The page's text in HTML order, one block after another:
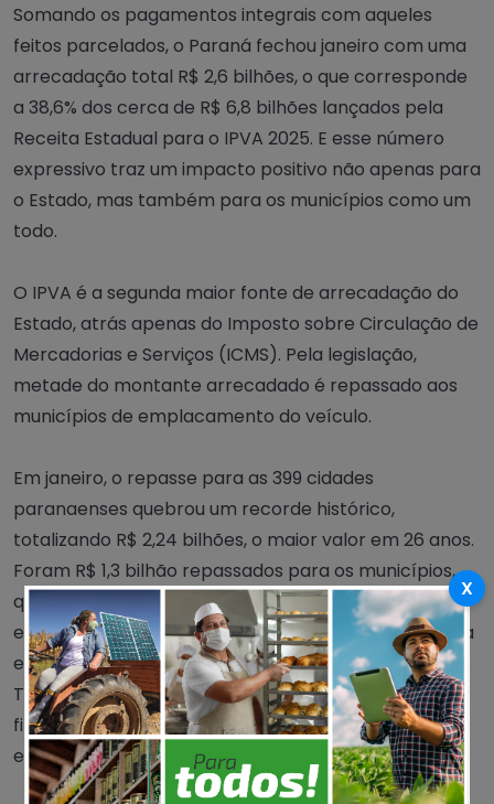
Somando os pagamentos integrais com aqueles
feitos parcelados, o Paraná fechou janeiro com uma
arrecadação total R$ 2,6 bilhões, o que corresponde
a 38,6% dos cerca de R$ 6,8 bilhões lançados pela
Receita Estadual para o IPVA 2025. E esse número
expressivo traz um impacto positivo não apenas para
o Estado, mas também para os municípios como um
todo.
O IPVA é a segunda maior fonte de arrecadação do
Estado, atrás apenas do Imposto sobre Circulação de
Mercadorias e Serviços (ICMS). Pela legislação,
metade do montante arrecadado é repassado aos
municípios de emplacamento do veículo.
Em janeiro, o repasse para as 399 cidades
paranaenses quebrou um recorde histórico,
totalizando R$ 2,24 bilhões, o maior valor em 26 anos.
Foram R$ 1,3 bilhão repassados para os municípios,
que poderão aplicar essa quantia em áreas
essenciais como saúde, educação, segurança pública
e transporte. A outra metade é direcionada ao
Tesouro Estadual, também sendo usada para o
financiamento de obras e custeio de atividades
essenciais.
X